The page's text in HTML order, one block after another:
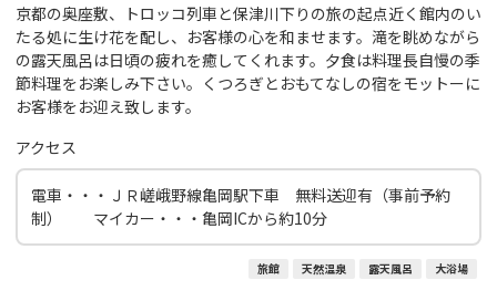
京都の奥座敷、トロッコ列車と保津川下りの旅の起点近く館内のい
たる処に生け花を配し、お客様の心を和ませます。滝を眺めながら
の露天風呂は日頃の疲れを癒してくれます。夕食は料理長自慢の季
節料理をお楽しみ下さい。くつろぎとおもてなしの宿をモットーに
お客様をお迎え致します。
アクセス
電車・・・ＪＲ嵯峨野線亀岡駅下車 無料送迎有（事前予約
制） マイカー・・・亀岡ICから約10分
旅館 天然温泉 露天風呂 大浴場